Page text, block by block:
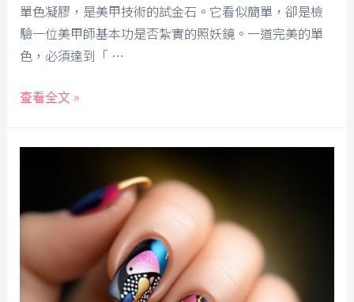
單色凝膠，是美甲技術的試金石。它看似簡單，卻是檢
驗一位美甲師基本功是否紮實的照妖鏡。一道完美的單
色，必須達到「 …
查看全文 »